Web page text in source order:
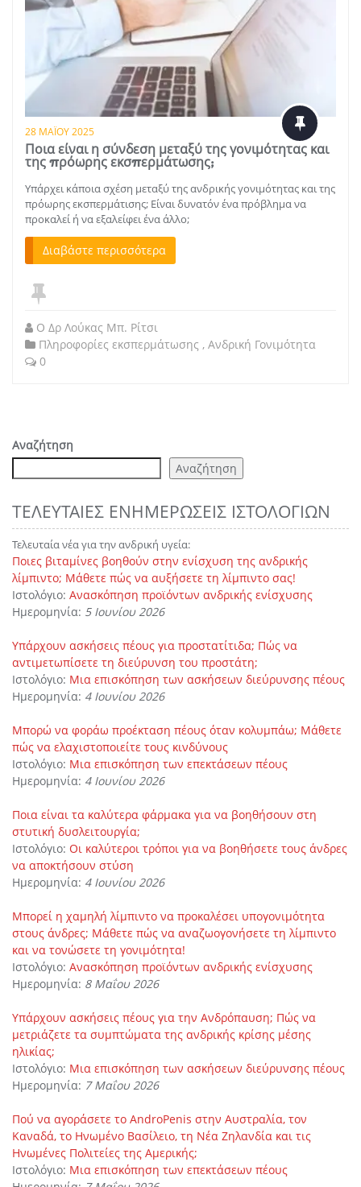
28 ΜΑΪ́ΟΥ 2025
Ποια είναι η σύνδεση μεταξύ της γονιμότητας και
της πρόωρης εκσπερμάτωσης;
Υπάρχει κάποια σχέση μεταξύ της ανδρικής γονιμότητας και της
πρόωρης εκσπερμάτισης; Είναι δυνατόν ένα πρόβλημα να
προκαλεί ή να εξαλείφει ένα άλλο;
Διαβάστε περισσότερα
Ο Δρ Λούκας Μπ. Ρίτσι
Πληροφορίες εκσπερμάτωσης , Ανδρική Γονιμότητα
0
Αναζήτηση
Αναζήτηση
ΤΕΛΕΥΤΑΊΕΣ ΕΝΗΜΕΡΏΣΕΙΣ ΙΣΤΟΛΟΓΊΩΝ
Τελευταία νέα για την ανδρική υγεία:
Ποιες βιταμίνες βοηθούν στην ενίσχυση της ανδρικής
λίμπιντο; Μάθετε πώς να αυξήσετε τη λίμπιντο σας!
Ιστολόγιο: Ανασκόπηση προϊόντων ανδρικής ενίσχυσης
Ημερομηνία: 5 Ιουνίου 2026
Υπάρχουν ασκήσεις πέους για προστατίτιδα; Πώς να
αντιμετωπίσετε τη διεύρυνση του προστάτη;
Ιστολόγιο: Μια επισκόπηση των ασκήσεων διεύρυνσης πέους
Ημερομηνία: 4 Ιουνίου 2026
Μπορώ να φοράω προέκταση πέους όταν κολυμπάω; Μάθετε
πώς να ελαχιστοποιείτε τους κινδύνους
Ιστολόγιο: Μια επισκόπηση των επεκτάσεων πέους
Ημερομηνία: 4 Ιουνίου 2026
Ποια είναι τα καλύτερα φάρμακα για να βοηθήσουν στη
στυτική δυσλειτουργία;
Ιστολόγιο: Οι καλύτεροι τρόποι για να βοηθήσετε τους άνδρες
να αποκτήσουν στύση
Ημερομηνία: 4 Ιουνίου 2026
Μπορεί η χαμηλή λίμπιντο να προκαλέσει υπογονιμότητα
στους άνδρες; Μάθετε πώς να αναζωογονήσετε τη λίμπιντο
και να τονώσετε τη γονιμότητα!
Ιστολόγιο: Ανασκόπηση προϊόντων ανδρικής ενίσχυσης
Ημερομηνία: 8 Μαΐου 2026
Υπάρχουν ασκήσεις πέους για την Ανδρόπαυση; Πώς να
μετριάζετε τα συμπτώματα της ανδρικής κρίσης μέσης
ηλικίας;
Ιστολόγιο: Μια επισκόπηση των ασκήσεων διεύρυνσης πέους
Ημερομηνία: 7 Μαΐου 2026
Πού να αγοράσετε το AndroPenis στην Αυστραλία, τον
Καναδά, το Ηνωμένο Βασίλειο, τη Νέα Ζηλανδία και τις
Ηνωμένες Πολιτείες της Αμερικής;
Ιστολόγιο: Μια επισκόπηση των επεκτάσεων πέους